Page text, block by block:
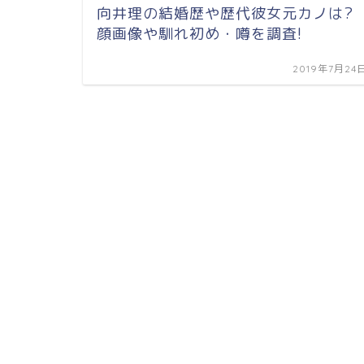
向井理の結婚歴や歴代彼女元カノは?
顔画像や馴れ初め・噂を調査!
2019年7月24